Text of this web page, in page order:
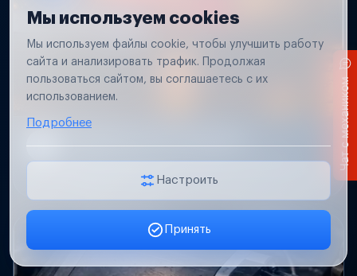
Проверим проводку и разъемы, восстановим
освещение прицепа.
Мы используем cookies
Мы используем файлы cookie, чтобы улучшить работу
сайта и анализировать трафик. Продолжая
пользоваться сайтом, вы соглашаетесь с их
использованием.
Подробнее
Настроить
Принять
Заявка онлайн
Чат с механиком